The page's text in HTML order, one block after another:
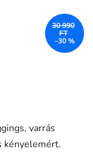
varrás
kényelemért.
30 990
FT
–30 %